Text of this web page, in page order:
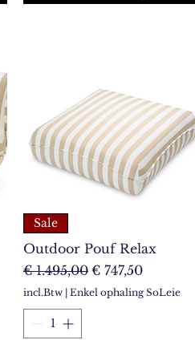
Sale
Outdoor Pouf Relax
Normale prijs
€ 1.495,00 Verkoopprijs
€ 747,50
incl.Btw | Enkel ophaling SoLeie